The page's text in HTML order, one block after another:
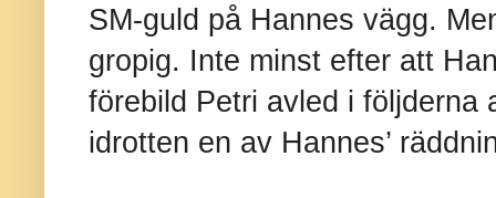
SM-guld på Hannes vägg.
gropig. Inte minst efter att
förebild Petri avled i följderna
idrotten en av Hannes’